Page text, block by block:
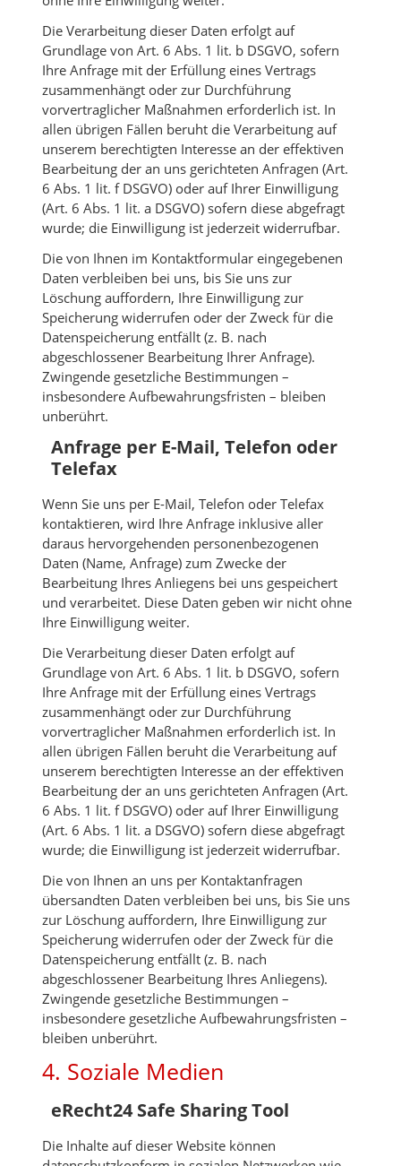
Die Verarbeitung dieser Daten erfolgt auf
Grundlage von Art. 6 Abs. 1 lit. b DSGVO, sofern
Ihre Anfrage mit der Erfüllung eines Vertrags
zusammenhängt oder zur Durchführung
vorvertraglicher Maßnahmen erforderlich ist. In
allen übrigen Fällen beruht die Verarbeitung auf
unserem berechtigten Interesse an der effektiven
Bearbeitung der an uns gerichteten Anfragen (Art.
6 Abs. 1 lit. f DSGVO) oder auf Ihrer Einwilligung
(Art. 6 Abs. 1 lit. a DSGVO) sofern diese abgefragt
wurde; die Einwilligung ist jederzeit widerrufbar.
Die von Ihnen im Kontaktformular eingegebenen
Daten verbleiben bei uns, bis Sie uns zur
Löschung auffordern, Ihre Einwilligung zur
Speicherung widerrufen oder der Zweck für die
Datenspeicherung entfällt (z. B. nach
abgeschlossener Bearbeitung Ihrer Anfrage).
Zwingende gesetzliche Bestimmungen –
insbesondere Aufbewahrungsfristen – bleiben
unberührt.
Anfrage per E-Mail, Telefon oder
Telefax
Wenn Sie uns per E-Mail, Telefon oder Telefax
kontaktieren, wird Ihre Anfrage inklusive aller
daraus hervorgehenden personenbezogenen
Daten (Name, Anfrage) zum Zwecke der
Bearbeitung Ihres Anliegens bei uns gespeichert
und verarbeitet. Diese Daten geben wir nicht ohne
Ihre Einwilligung weiter.
Die Verarbeitung dieser Daten erfolgt auf
Grundlage von Art. 6 Abs. 1 lit. b DSGVO, sofern
Ihre Anfrage mit der Erfüllung eines Vertrags
zusammenhängt oder zur Durchführung
vorvertraglicher Maßnahmen erforderlich ist. In
allen übrigen Fällen beruht die Verarbeitung auf
unserem berechtigten Interesse an der effektiven
Bearbeitung der an uns gerichteten Anfragen (Art.
6 Abs. 1 lit. f DSGVO) oder auf Ihrer Einwilligung
(Art. 6 Abs. 1 lit. a DSGVO) sofern diese abgefragt
wurde; die Einwilligung ist jederzeit widerrufbar.
Die von Ihnen an uns per Kontaktanfragen
übersandten Daten verbleiben bei uns, bis Sie uns
zur Löschung auffordern, Ihre Einwilligung zur
Speicherung widerrufen oder der Zweck für die
Datenspeicherung entfällt (z. B. nach
abgeschlossener Bearbeitung Ihres Anliegens).
Zwingende gesetzliche Bestimmungen –
insbesondere gesetzliche Aufbewahrungsfristen –
bleiben unberührt.
4. Soziale Medien
eRecht24 Safe Sharing Tool
Die Inhalte auf dieser Website können